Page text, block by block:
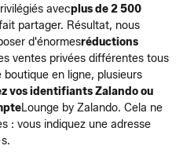
avecplus de 2 500
partager. Résultat, nous
d'énormesréductions
ventes privées différentes tous
boutique en ligne, plusieurs
vos identifiants Zalando ou
Lounge by Zalando. Cela ne
: vous indiquez une adresse